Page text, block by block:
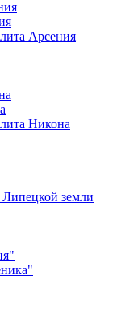
Арсения
Никона
земли